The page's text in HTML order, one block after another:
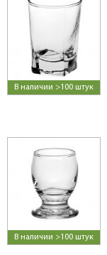
В наличии >100 штук
В наличии >100 штук